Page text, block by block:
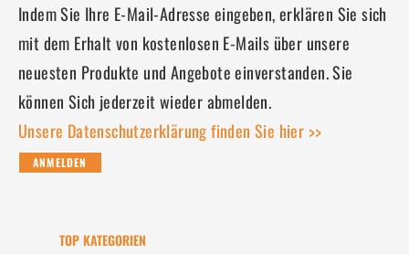
Indem Sie Ihre E-Mail-Adresse eingeben, erklären Sie sich
mit dem Erhalt von kostenlosen E-Mails über unsere
neuesten Produkte und Angebote einverstanden. Sie
können Sich jederzeit wieder abmelden.
Unsere Datenschutzerklärung finden Sie hier >>
ANMELDEN
TOP KATEGORIEN